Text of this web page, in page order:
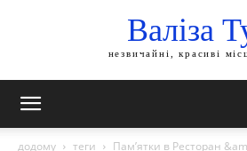
Валіза
незвичайні, красиві
додому теги Пам’ятки в Ресторан